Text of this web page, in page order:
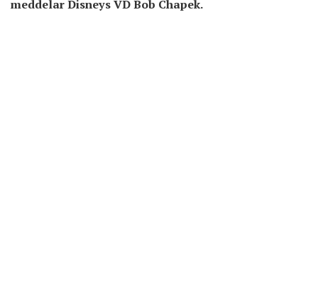
meddelar Disneys VD Bob Chapek.